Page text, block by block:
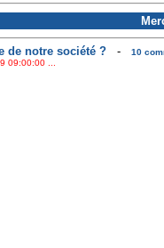
de notre société ?-
10
09:00:00 ...